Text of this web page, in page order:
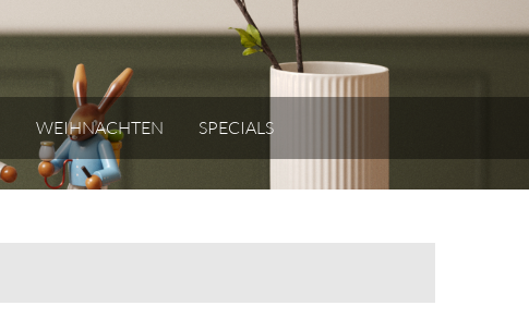
WEIHNACHTEN SPECIALS